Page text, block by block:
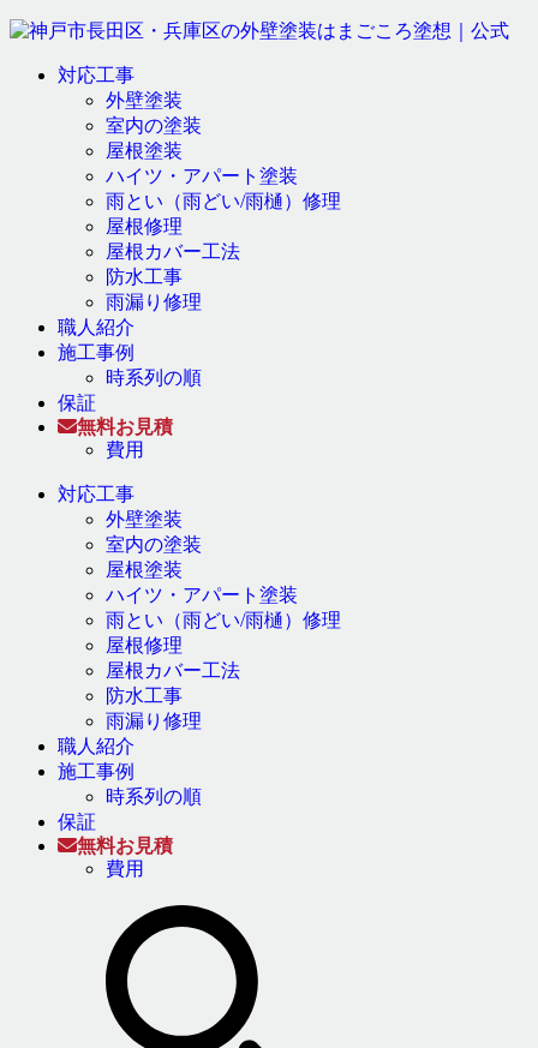
対応工事
外壁塗装
室内の塗装
屋根塗装
ハイツ・アパート塗装
雨とい（雨どい/雨樋）修理
屋根修理
屋根カバー工法
防水工事
雨漏り修理
職人紹介
施工事例
時系列の順
保証
無料お見積
費用
対応工事
外壁塗装
室内の塗装
屋根塗装
ハイツ・アパート塗装
雨とい（雨どい/雨樋）修理
屋根修理
屋根カバー工法
防水工事
雨漏り修理
職人紹介
施工事例
時系列の順
保証
無料お見積
費用